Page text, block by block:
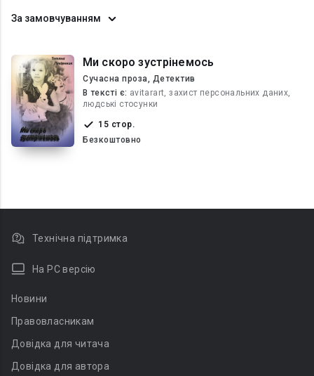
За замовчуванням
Ми скоро зустрінемось
Сучасна проза, Детектив
В текcті є: avitarart, захист персональних даних,
людські стосунки
15 стор.
Безкоштовно
Технічна підтримка
На PC версію
Новини
Правовласникам
Довідка для читача
Довідка для автора